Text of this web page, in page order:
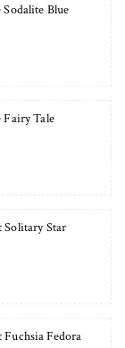
Sodalite Blue
Fairy Tale
Star
Fedora